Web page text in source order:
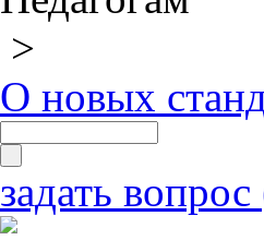
>
О новых
задать